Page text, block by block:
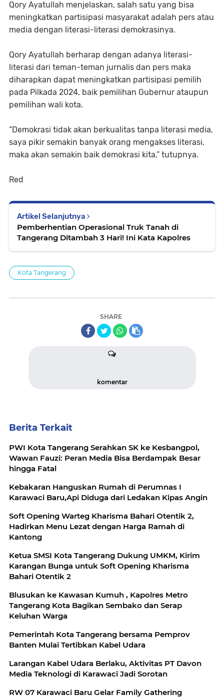
Qory Ayatullah menjelaskan, salah satu yang bisa
meningkatkan partisipasi masyarakat adalah pers atau
media dengan literasi-literasi demokrasinya.
Qory Ayatullah berharap dengan adanya literasi-
literasi dari teman-teman jurnalis dan pers maka
diharapkan dapat meningkatkan partisipasi pemilih
pada Pilkada 2024, baik pemilihan Gubernur ataupun
pemilihan wali kota.
“Demokrasi tidak akan berkualitas tanpa literasi media,
saya pikir semakin banyak orang mengakses literasi,
maka akan semakin baik demokrasi kita,” tutupnya.
Red
Artikel Selanjutnya
Pemberhentian Operasional Truk Tanah di
Tangerang Ditambah 3 Hari! Ini Kata Kapolres
Kota Tangerang
SHARE
komentar
Berita Terkait
PWI Kota Tangerang Serahkan SK ke Kesbangpol,
Wawan Fauzi: Peran Media Bisa Berdampak Besar
hingga Fatal
Kebakaran Hanguskan Rumah di Perumnas I
Karawaci Baru,Api Diduga dari Ledakan Kipas Angin
Soft Opening Warteg Kharisma Bahari Otentik 2,
Hadirkan Menu Lezat dengan Harga Ramah di
Kantong
Ketua SMSI Kota Tangerang Dukung UMKM, Kirim
Karangan Bunga untuk Soft Opening Kharisma
Bahari Otentik 2
Blusukan ke Kawasan Kumuh , Kapolres Metro
Tangerang Kota Bagikan Sembako dan Serap
Keluhan Warga
Pemerintah Kota Tangerang bersama Pemprov
Banten Mulai Tertibkan Kabel Udara
Larangan Kabel Udara Berlaku, Aktivitas PT Davon
Media Teknologi di Karawaci Jadi Sorotan
RW 07 Karawaci Baru Gelar Family Gathering